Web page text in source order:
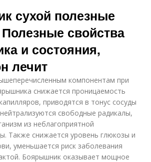
сухой полезные
свойства
и состояния,
лечит
компонентам при
снижается проницаемость
приводятся в тонус сосуды
свободные радикалы,
из неблагоприятной
Также снижается уровень глюкозы и
уменьшается риск заболевания
Боярышник оказывает мощное